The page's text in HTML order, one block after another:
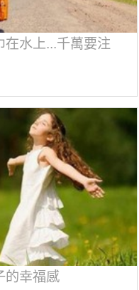
在水上...千萬要注
的幸福感